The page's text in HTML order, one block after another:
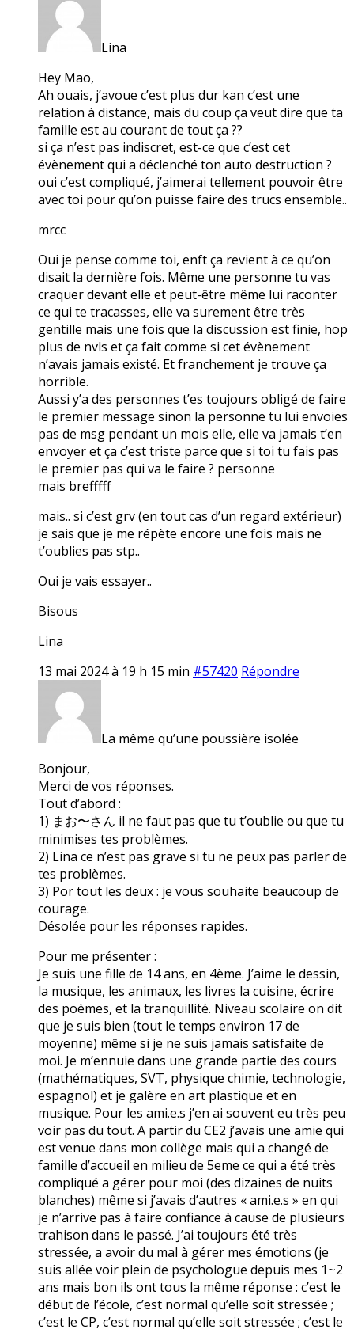
Lina
Hey Mao,
Ah ouais, j’avoue c’est plus dur kan c’est une
relation à distance, mais du coup ça veut dire que ta
famille est au courant de tout ça ??
si ça n’est pas indiscret, est-ce que c’est cet
évènement qui a déclenché ton auto destruction ?
oui c’est compliqué, j’aimerai tellement pouvoir être
avec toi pour qu’on puisse faire des trucs ensemble..
mrcc
Oui je pense comme toi, enft ça revient à ce qu’on
disait la dernière fois. Même une personne tu vas
craquer devant elle et peut-être même lui raconter
ce qui te tracasses, elle va surement être très
gentille mais une fois que la discussion est finie, hop
plus de nvls et ça fait comme si cet évènement
n’avais jamais existé. Et franchement je trouve ça
horrible.
Aussi y’a des personnes t’es toujours obligé de faire
le premier message sinon la personne tu lui envoies
pas de msg pendant un mois elle, elle va jamais t’en
envoyer et ça c’est triste parce que si toi tu fais pas
le premier pas qui va le faire ? personne
mais brefffff
mais.. si c’est grv (en tout cas d’un regard extérieur)
je sais que je me répète encore une fois mais ne
t’oublies pas stp..
Oui je vais essayer..
Bisous
Lina
13 mai 2024 à 19 h 15 min #57420 Répondre
La même qu’une poussière isolée
Bonjour,
Merci de vos réponses.
Tout d’abord :
1) まお〜さん il ne faut pas que tu t’oublie ou que tu
minimises tes problèmes.
2) Lina ce n’est pas grave si tu ne peux pas parler de
tes problèmes.
3) Por tout les deux : je vous souhaite beaucoup de
courage.
Désolée pour les réponses rapides.
Pour me présenter :
Je suis une fille de 14 ans, en 4ème. J’aime le dessin,
la musique, les animaux, les livres la cuisine, écrire
des poèmes, et la tranquillité. Niveau scolaire on dit
que je suis bien (tout le temps environ 17 de
moyenne) même si je ne suis jamais satisfaite de
moi. Je m’ennuie dans une grande partie des cours
(mathématiques, SVT, physique chimie, technologie,
espagnol) et je galère en art plastique et en
musique. Pour les ami.e.s j’en ai souvent eu très peu
voir pas du tout. A partir du CE2 j’avais une amie qui
est venue dans mon collège mais qui a changé de
famille d’accueil en milieu de 5eme ce qui a été très
compliqué a gérer pour moi (des dizaines de nuits
blanches) même si j’avais d’autres « ami.e.s » en qui
je n’arrive pas à faire confiance à cause de plusieurs
trahison dans le passé. J’ai toujours été très
stressée, a avoir du mal à gérer mes émotions (je
suis allée voir plein de psychologue depuis mes 1~2
ans mais bon ils ont tous la même réponse : c’est le
début de l’école, c’est normal qu’elle soit stressée ;
c’est le CP, c’est normal qu’elle soit stressée ; c’est le